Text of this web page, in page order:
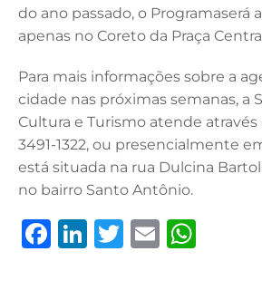
do ano passado, o Programaserá
apenas no Coreto da Praça
Para mais informações sobre a
cidade nas próximas semanas, a
Cultura e Turismo atende através
3491-1322, ou presencialmente
está situada na rua Dulcina
no bairro Santo Antônio.
F
Li T
E